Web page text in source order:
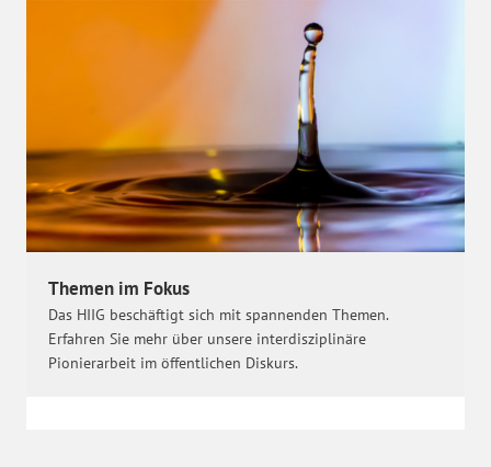
Themen im Fokus
Das HIIG beschäftigt sich mit spannenden Themen.
Erfahren Sie mehr über unsere interdisziplinäre
Pionierarbeit im öffentlichen Diskurs.